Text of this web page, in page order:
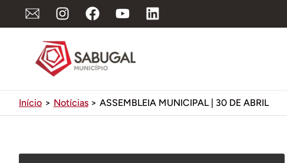
Início Notícias ASSEMBLEIA MUNICIPAL | 30 DE ABRIL